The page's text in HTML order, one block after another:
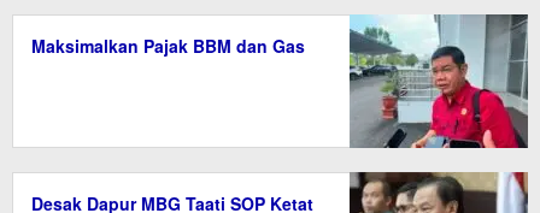
Maksimalkan Pajak BBM dan Gas
Desak Dapur MBG Taati SOP Ketat